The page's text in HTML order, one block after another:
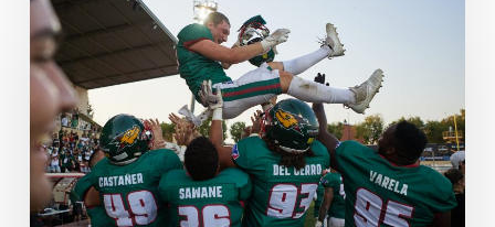
Dragones!
Adéu
Dracs!
Ein
Kommentar